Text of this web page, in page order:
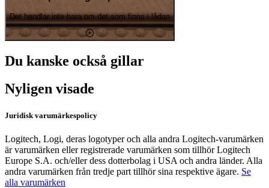
Det handlar inte bara om det som finns i lådan
Du kanske också gillar
Nyligen visade
Juridisk varumärkespolicy
Logitech, Logi, deras logotyper och alla andra Logitech-varumärken
är varumärken eller registrerade varumärken som tillhör Logitech
Europe S.A. och/eller dess dotterbolag i USA och andra länder. Alla
andra varumärken från tredje part tillhör sina respektive ägare. Se
alla varumärken